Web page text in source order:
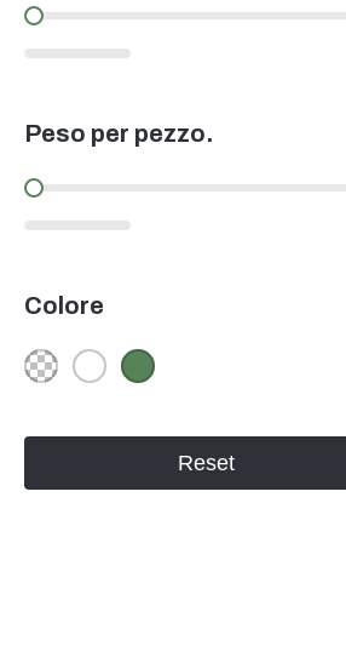
Quantità di riempimento
Peso per pezzo.
Peso per pezzo.
Colore
Colore
(3)
Bianco
Reset